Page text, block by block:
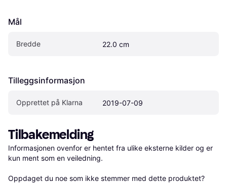
Mål
Bredde 22.0 cm
Tilleggsinformasjon
Opprettet på Klarna 2019-07-09
Tilbakemelding
Informasjonen ovenfor er hentet fra ulike eksterne kilder og er
kun ment som en veiledning.
Oppdaget du noe som ikke stemmer med dette produktet?